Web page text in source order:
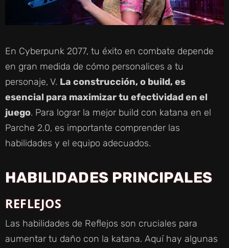
En Cyberpunk 2077, tu éxito en combate depende
en gran medida de cómo personalices a tu
personaje, V. La construcción, o build, es
esencial para maximizar tu efectividad en el
juego. Para lograr la mejor build con katana en el
Parche 2.0, es importante comprender las
habilidades y el equipo adecuados.
HABILIDADES PRINCIPALES
REFLEJOS
Las habilidades de Reflejos son cruciales para
aumentar tu daño con la katana. Aquí hay algunas